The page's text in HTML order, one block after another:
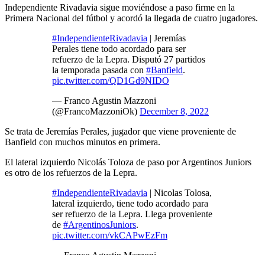
Independiente Rivadavia sigue moviéndose a paso firme en la
Primera Nacional del fútbol y acordó la llegada de cuatro jugadores.
#IndependienteRivadavia | Jeremías
Perales tiene todo acordado para ser
refuerzo de la Lepra. Disputó 27 partidos
la temporada pasada con #Banfield.
pic.twitter.com/QD1Gd9NIDO
— Franco Agustin Mazzoni
(@FrancoMazzoniOk) December 8, 2022
Se trata de Jeremías Perales, jugador que viene proveniente de
Banfield con muchos minutos en primera.
El lateral izquierdo Nicolás Toloza de paso por Argentinos Juniors
es otro de los refuerzos de la Lepra.
#IndependienteRivadavia | Nicolas Tolosa,
lateral izquierdo, tiene todo acordado para
ser refuerzo de la Lepra. Llega proveniente
de #ArgentinosJuniors.
pic.twitter.com/vkCAPwEzFm